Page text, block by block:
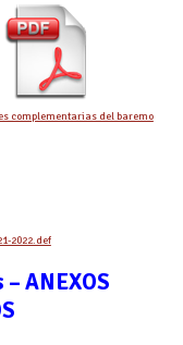
complementarias del baremo
2022.def
–ANEXOS